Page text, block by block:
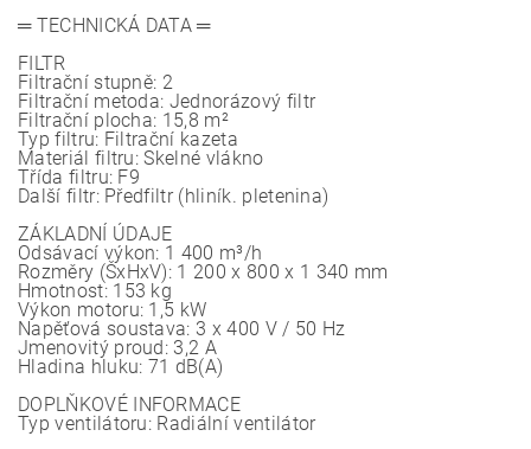
═ TECHNICKÁ DATA ═
FILTR
Filtrační stupně: 2
Filtrační metoda: Jednorázový filtr
Filtrační plocha: 15,8 m²
Typ filtru: Filtrační kazeta
Materiál filtru: Skelné vlákno
Třída filtru: F9
Další filtr: Předfiltr (hliník. pletenina)
ZÁKLADNÍ ÚDAJE
Odsávací výkon: 1 400 m³/h
Rozměry (ŠxHxV): 1 200 x 800 x 1 340 mm
Hmotnost: 153 kg
Výkon motoru: 1,5 kW
Napěťová soustava: 3 x 400 V / 50 Hz
Jmenovitý proud: 3,2 A
Hladina hluku: 71 dB(A)
DOPLŇKOVÉ INFORMACE
Typ ventilátoru: Radiální ventilátor